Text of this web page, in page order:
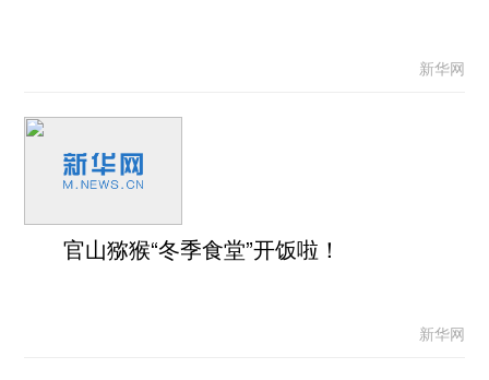
新华网
官山猕猴“冬季食堂”开饭啦！
新华网